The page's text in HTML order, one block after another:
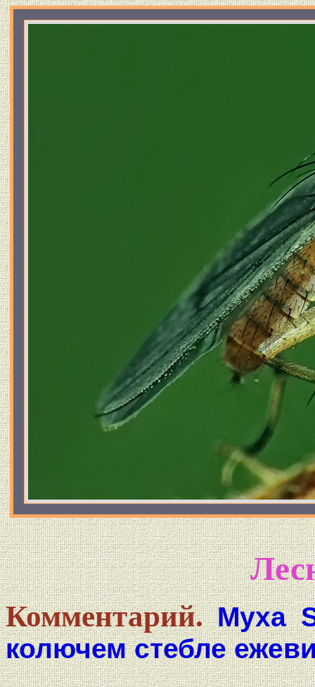
Комментарий.Муха
колючем стебле